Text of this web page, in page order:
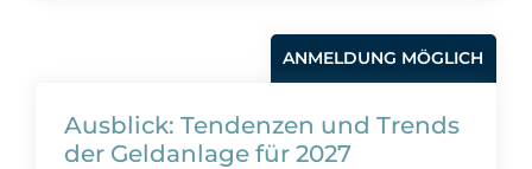
ANMELDUNG MÖGLICH
Ausblick: Tendenzen und Trends
der Geldanlage für 2027